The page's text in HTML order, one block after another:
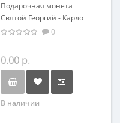
Подарочная монета
Святой Георгий - Карло
Кривелли серебро 62.20 гр
0
0.00 р.
В наличии